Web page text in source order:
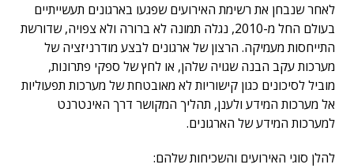
לאחר שנבחן את רשימת האירועים שפגעו בארגונים תעשייתיים
בעולם החל מ-2010, נגלה תמונה לא ברורה ולא צפויה, שדורשת
התייחסות מעמיקה. הרצון של ארגונים לבצע מודרניזציה של
מערכות עקב הבנה שגויה שלהן, או לחץ של ספקי פתרונות,
מוביל לסיכונים כגון קישוריות לא מאובטחת של מערכות תפעוליות
אל מערכות המידע ולענן, תהליך המקושר דרך האינטרנט
למערכות המידע של הארגונים.
להלן סוגי האירועים והשכיחות שלהם: